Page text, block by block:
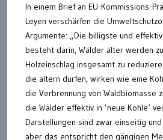
In einem Brief an EU-Kommissions-
Leyen verschärfen die
Argumente: „Die billigste und
besteht darin, Wälder älter werden
Holzeinschlag insgesamt zu
die altern dürfen, wirken wie eine
die Verbrennung von Waldbiomasse
die Wälder effektiv in ’neue Kohle‘
Darstellungen sind zwar einseitig
aber das entspricht den gängigen